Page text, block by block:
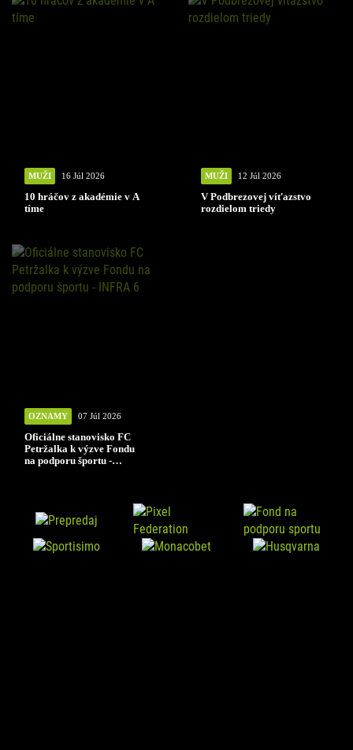
MUŽI 16 Júl 2026
10 hráčov z akadémie v A
tíme
MUŽI 12 Júl 2026
V Podbrezovej víťazstvo
rozdielom triedy
OZNAMY 07 Júl 2026
Oficiálne stanovisko FC
Petržalka k výzve Fondu
na podporu športu -